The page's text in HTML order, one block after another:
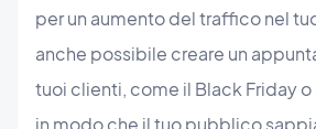
per un aumento del traffico nel
anche possibile creare un
tuoi clienti, come il Black Friday o
in modo che il tuo pubblico